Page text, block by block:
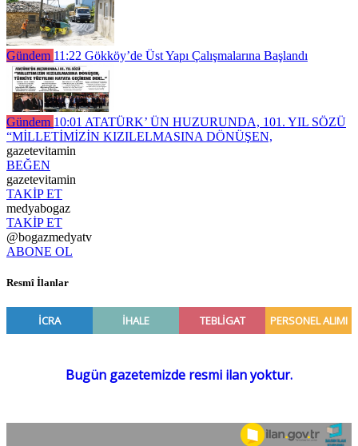
Gündem 11:22 Gökköy’de Üst Yapı Çalışmalarına Başlandı
Gündem 10:01 ATATÜRK’ ÜN HUZURUNDA, 101. YIL SÖZÜ
“MİLLETİMİZİN KIZILELMASINA DÖNÜŞEN,
gazetevitamin
BEĞEN
gazetevitamin
TAKİP ET
medyabogaz
TAKİP ET
@bogazmedyatv
ABONE OL
Resmî İlanlar